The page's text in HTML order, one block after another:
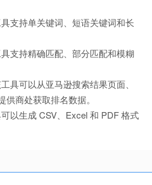
支持单关键词、短语关键词和长
支持精确匹配、部分匹配和模糊
具可以从亚马逊搜索结果页面、
商处获取排名数据。
以生成 CSV、Excel 和 PDF 格式